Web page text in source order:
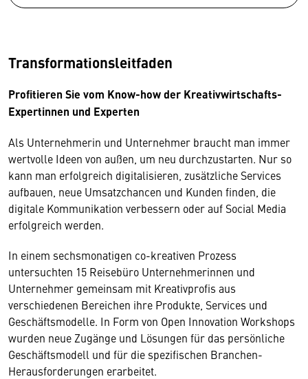
Transformationsleitfaden
Profitieren Sie vom Know-how der Kreativwirtschafts-
Expertinnen und Experten
Als Unternehmerin und Unternehmer braucht man immer
wertvolle Ideen von außen, um neu durchzustarten. Nur so
kann man erfolgreich digitalisieren, zusätzliche Services
aufbauen, neue Umsatzchancen und Kunden finden, die
digitale Kommunikation verbessern oder auf Social Media
erfolgreich werden.
In einem sechsmonatigen co-kreativen Prozess
untersuchten 15 Reisebüro Unternehmerinnen und
Unternehmer gemeinsam mit Kreativprofis aus
verschiedenen Bereichen ihre Produkte, Services und
Geschäftsmodelle. In Form von Open Innovation ­Workshops
wurden neue Zugänge und Lösungen für das persönliche
Geschäftsmodell und für die spezifischen Branchen-
Herausforderungen erarbeitet.